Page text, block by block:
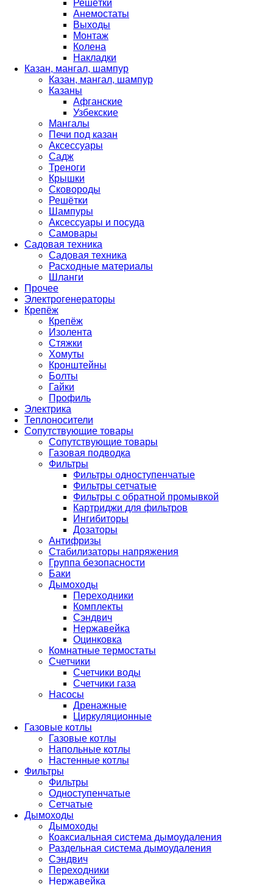
Решётки
Анемостаты
Выходы
Монтаж
Колена
Накладки
Казан, мангал, шампур
Казан, мангал, шампур
Казаны
Афганские
Узбекские
Мангалы
Печи под казан
Аксессуары
Садж
Треноги
Крышки
Сковороды
Решётки
Шампуры
Аксессуары и посуда
Самовары
Садовая техника
Садовая техника
Расходные материалы
Шланги
Прочее
Электрогенераторы
Крепёж
Крепёж
Изолента
Стяжки
Хомуты
Кронштейны
Болты
Гайки
Профиль
Электрика
Теплоносители
Сопутствующие товары
Сопутствующие товары
Газовая подводка
Фильтры
Фильтры одноступенчатые
Фильтры сетчатые
Фильтры с обратной промывкой
Картриджи для фильтров
Ингибиторы
Дозаторы
Антифризы
Стабилизаторы напряжения
Группа безопасности
Баки
Дымоходы
Переходники
Комплекты
Сэндвич
Нержавейка
Оцинковка
Комнатные термостаты
Счетчики
Счетчики воды
Счетчики газа
Насосы
Дренажные
Циркуляционные
Газовые котлы
Газовые котлы
Напольные котлы
Настенные котлы
Фильтры
Фильтры
Одноступенчатые
Сетчатые
Дымоходы
Дымоходы
Коаксиальная система дымоудаления
Раздельная система дымоудаления
Сэндвич
Переходники
Нержавейка